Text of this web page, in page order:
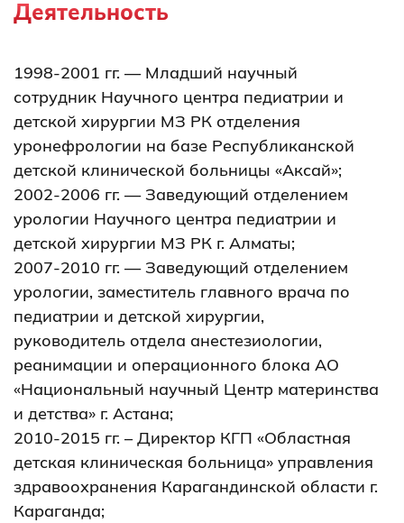
Деятельность
1998-2001 гг. — Младший научный
сотрудник Научного центра педиатрии и
детской хирургии МЗ РК отделения
уронефрологии на базе Республиканской
детской клинической больницы «Аксай»;
2002-2006 гг. — Заведующий отделением
урологии Научного центра педиатрии и
детской хирургии МЗ РК г. Алматы;
2007-2010 гг. — Заведующий отделением
урологии, заместитель главного врача по
педиатрии и детской хирургии,
руководитель отдела анестезиологии,
реанимации и операционного блока АО
«Национальный научный Центр материнства
и детства» г. Астана;
2010-2015 гг. – Директор КГП «Областная
детская клиническая больница» управления
здравоохранения Карагандинской области г.
Караганда;